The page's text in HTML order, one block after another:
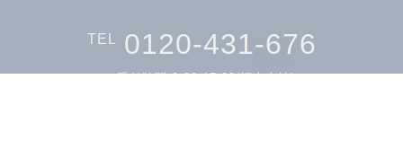
TEL 0120-431-676
受付時間 9:30-17:30(福山本社)